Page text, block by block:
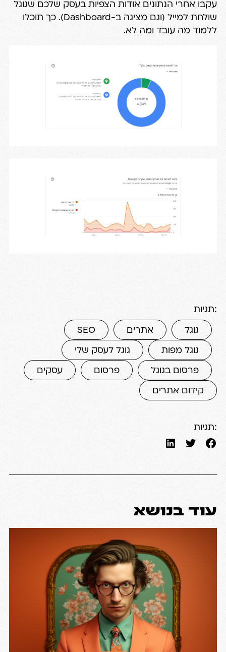
עקבו אחרי הנתונים אודות הצפיות בעסק שלכם שגוגל
שולחת למייל (וגם מציגה ב-Dashboard). כך תוכלו
ללמוד מה עובד ומה לא.
תגיות:
תגיות:
SEO אתרים גוגל
גוגל לעסק שלי גוגל מפות
עסקים פרסום פרסום בגוגל
קידום אתרים
עוד בנושא